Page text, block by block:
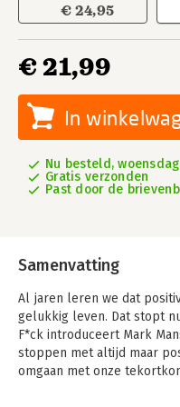
€ 24,95
€ 21,99
In
Nu besteld,
Gratis verzonden
Past door de
Samenvatting
Al jaren leren we dat
gelukkig leven. Dat stopt
F*ck introduceert Mark
stoppen met altijd maar
omgaan met onze